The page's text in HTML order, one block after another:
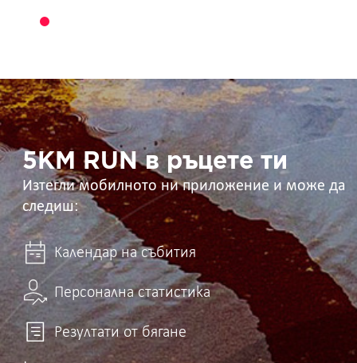
5KM
RUN
в
ръцете
ти 5KM RUN в ръцете ти
Изтегли мобилното ни приложение и може да
следиш:
Календар на събития
Персонална статистика
Резултати от бягане